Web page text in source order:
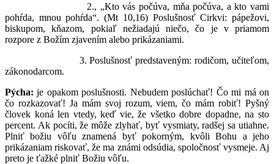
2., „Kto vás počúva, mňa počúva, a kto vami
pohŕda, mnou pohŕda“. (Mt 10,16) Poslušnosť Cirkvi: pápežovi,
biskupom, kňazom, pokiaľ nežiadajú niečo, čo je v priamom
rozpore z Božím zjavením alebo prikázaniami.
3. Poslušnosť predstaveným: rodičom, učiteľom,
zákonodarcom.
Pýcha: je opakom poslušnosti. Nebudem poslúchať! Čo mi má on
čo rozkazovať! Ja mám svoj rozum, viem, čo mám robiť! Pyšný
človek koná len vtedy, keď vie, že všetko dobre dopadne, na sto
percent. Ak pocíti, že môže zlyhať, byť vysmiaty, radšej sa utiahne.
Plniť božiu vôľu znamená byť pokorným, kvôli Bohu a jeho
prikázaniam riskovať, že ma známi odsúdia, spoločnosť vysmeje. Aj
preto je ťažké plniť Božiu vôľu.